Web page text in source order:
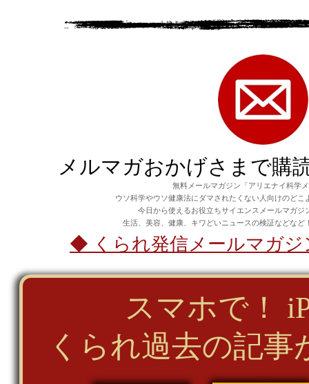
メルマガおかげさまで購
無料メールマガジン「アリエナイ科学
ウソ科学やウソ健康法にダマされたくない人向けのどこ
今日から使えるお役立ちサイエンスメールマガジ
生活、美容、健康、キワどいニュースの検証などなど
◆ くられ発信メールマガジ
スマホで！
くられ過去の記事